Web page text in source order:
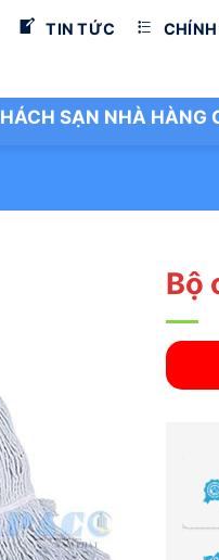
TIN TỨC
SẠN NHÀ HÀNG
Bộ